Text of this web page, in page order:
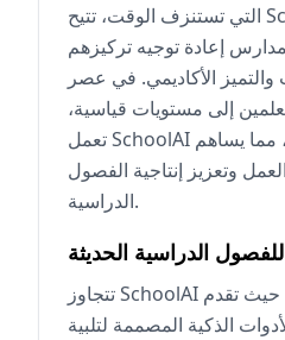
التي تستنزف الوقت، تتيح SchoolAI للمعلمين
إعادة توجيه تركيزهم
والتميز الأكاديمي. في عصر
إلى مستويات قياسية،
تعمل SchoolAI كمساعد رقمي قوي، مما يساهم
وتعزيز إنتاجية الفصول
الدراسية.
الدراسية الحديثة
تتجاوز SchoolAI مجرد الأتمتة البسيطة، حيث تقدم
الذكية المصممة لتلبية